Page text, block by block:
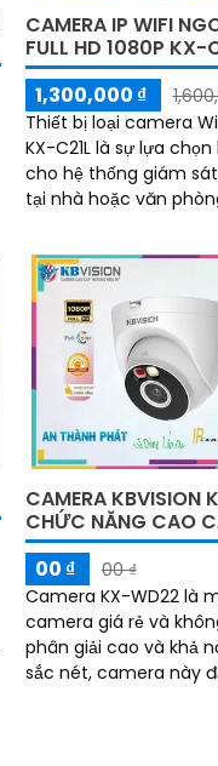
CAMERA IP WIFI
FULL HD 1080P KX-
1,300,000 ₫
Thiết bị loại camera
KX-C21L là sự lựa
cho hệ thống giám
tại nhà hoặc văn phòng. Với
góc nhìn rộng, camera
bạn quan sát mọi
cách dễ dàng
CAMERA KBVISION
CHỨC NĂNG CAO
00 ₫
00 ₫
Camera KX-WD22 là
camera giá rẻ và không
phân giải cao và khả
sắc nét, camera này